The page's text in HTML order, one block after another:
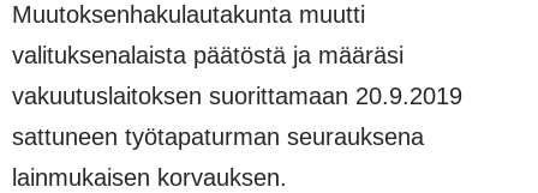
Muutoksenhakulautakunta muutti
valituksenalaista päätöstä ja määräsi
vakuutuslaitoksen suoritta­maan 20.9.2019
sattuneen työtapaturman seurauksena
lainmukaisen korvauksen.